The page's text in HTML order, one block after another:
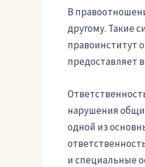
В
другому. Такие
правоинститут
предоставляет
нарушения
одной из
и специальные